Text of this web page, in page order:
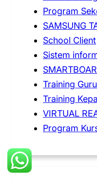
Program
SAMSUNG
School Client
Sistem
Training Guru
Training
VIRTUAL
Program